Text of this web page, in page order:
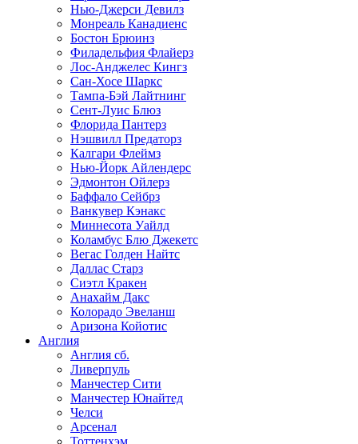
Нью-Джерси Девилз
Монреаль Канадиенс
Бостон Брюинз
Филадельфия Флайерз
Лос-Анджелес Кингз
Сан-Хосе Шаркс
Тампа-Бэй Лайтнинг
Сент-Луис Блюз
Флорида Пантерз
Нэшвилл Предаторз
Калгари Флеймз
Нью-Йорк Айлендерс
Эдмонтон Ойлерз
Баффало Сейбрз
Ванкувер Кэнакс
Миннесота Уайлд
Коламбус Блю Джекетс
Вегас Голден Найтс
Даллас Старз
Сиэтл Кракен
Анахайм Дакс
Колорадо Эвеланш
Аризона Койотис
Англия
Англия сб.
Ливерпуль
Манчестер Сити
Манчестер Юнайтед
Челси
Арсенал
Тоттенхэм